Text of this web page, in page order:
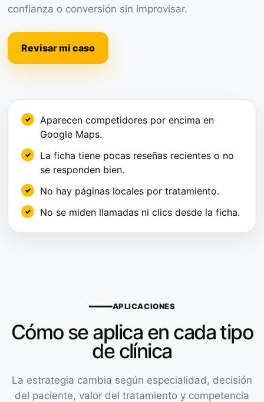
confianza o conversión sin improvisar.
Revisar mi caso
Aparecen competidores por encima en
Google Maps.
La ficha tiene pocas reseñas recientes o no
se responden bien.
No hay páginas locales por tratamiento.
No se miden llamadas ni clics desde la ficha.
APLICACIONES
Cómo se aplica en cada tipo
de clínica
La estrategia cambia según especialidad, decisión
del paciente, valor del tratamiento y competencia